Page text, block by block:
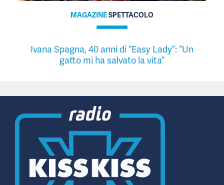
MAGAZINESPETTACOLO
Ivana Spagna, 40 anni di “Easy Lady”: “Un
gatto mi ha salvato la vita”